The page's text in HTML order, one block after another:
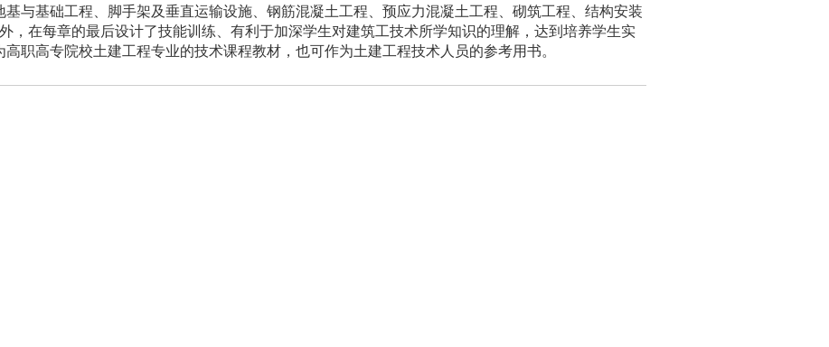
与基础工程、脚手架及垂直运输设施、钢筋混凝土工程、预应力混凝土工程、砌筑工程、结构安装
，在每章的最后设计了技能训练、有利于加深学生对建筑工技术所学知识的理解，达到培养学生实
职高专院校土建工程专业的技术课程教材，也可作为土建工程技术人员的参考用书。